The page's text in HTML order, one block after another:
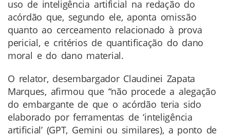
uso de inteligência artificial na redação do
acórdão que, segundo ele, aponta omissão
quanto ao cerceamento relacionado à prova
pericial, e critérios de quantificação do dano
moral e do dano material.
O relator, desembargador Claudinei Zapata
Marques, afirmou que “não procede a alegação
do embargante de que o acórdão teria sido
elaborado por ferramentas de ‘inteligência
artificial’ (GPT, Gemini ou similares), a ponto de